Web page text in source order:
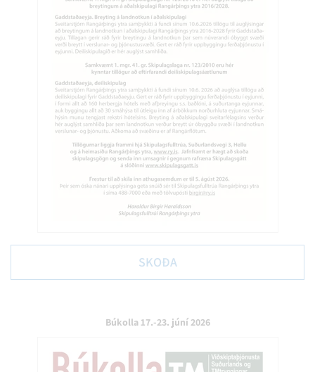
SKOÐA
Búkolla 17.-23. júní 2026